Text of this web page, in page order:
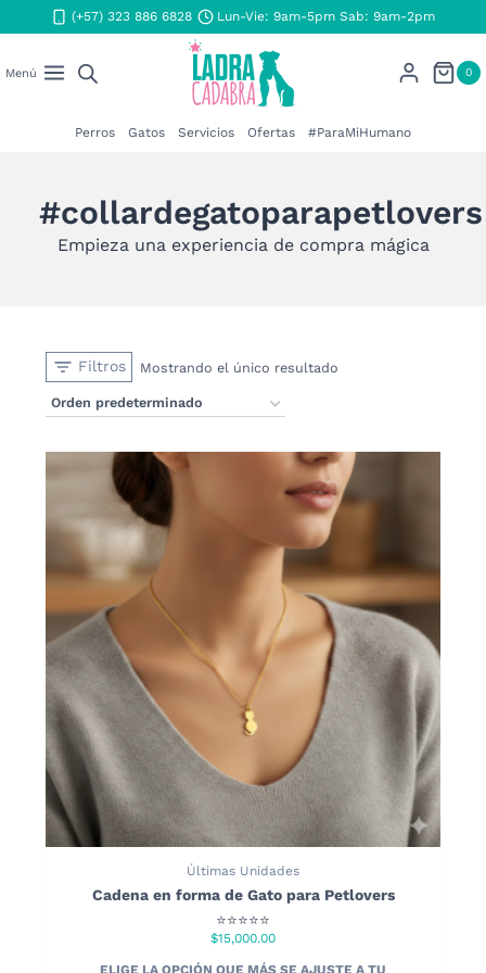
al
(+57) 323 886 6828 Lun-Vie: 9am-5pm Sab: 9am-2pm
Menú 0
Perros Gatos Servicios Ofertas #ParaMiHumano
#collardegatoparapetlovers
Empieza una experiencia de compra mágica
Filtros Mostrando el único resultado
Últimas Unidades
Cadena en forma de Gato para Petlovers
⭐⭐⭐⭐⭐
$15,000.00